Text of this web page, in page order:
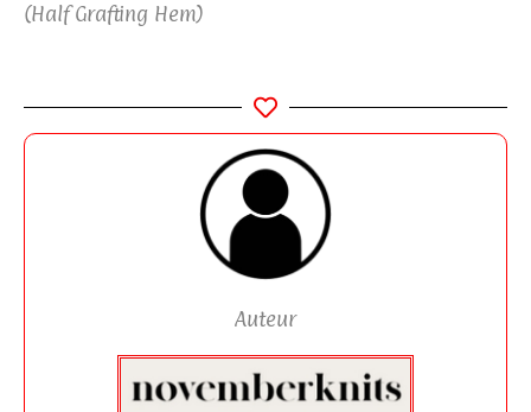
(Half Grafting Hem)
Auteur